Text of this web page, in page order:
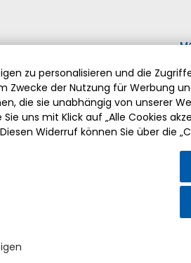
ABSCHIED VON PFARRER
Erst vor wenigen Wochen durfte
zu personalisieren und die
Zwecke der Nutzung für Werbung
die sie unabhängig von unserer
uns mit Klick auf „Alle Cookies
Widerruf können Sie über die